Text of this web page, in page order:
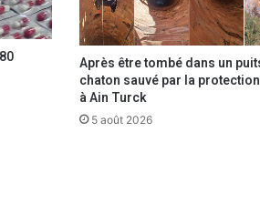
i
o
n
o
p
Après être tombé dans un
chaton sauvé par la
à Ain Turck
5 août 2026